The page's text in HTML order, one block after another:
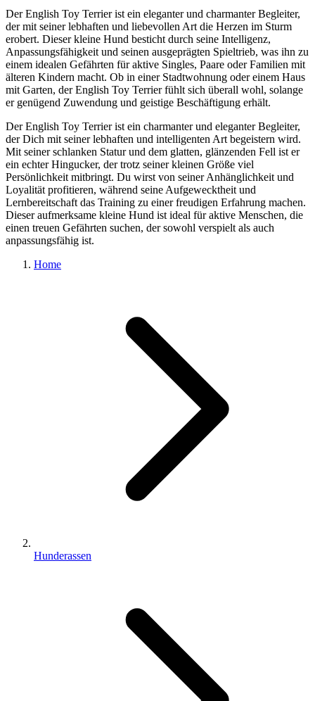
Der English Toy Terrier ist ein eleganter und charmanter Begleiter,
der mit seiner lebhaften und liebevollen Art die Herzen im Sturm
erobert. Dieser kleine Hund besticht durch seine Intelligenz,
Anpassungsfähigkeit und seinen ausgeprägten Spieltrieb, was ihn zu
einem idealen Gefährten für aktive Singles, Paare oder Familien mit
älteren Kindern macht. Ob in einer Stadtwohnung oder einem Haus
mit Garten, der English Toy Terrier fühlt sich überall wohl, solange
er genügend Zuwendung und geistige Beschäftigung erhält.
Der English Toy Terrier ist ein charmanter und eleganter Begleiter,
der Dich mit seiner lebhaften und intelligenten Art begeistern wird.
Mit seiner schlanken Statur und dem glatten, glänzenden Fell ist er
ein echter Hingucker, der trotz seiner kleinen Größe viel
Persönlichkeit mitbringt. Du wirst von seiner Anhänglichkeit und
Loyalität profitieren, während seine Aufgewecktheit und
Lernbereitschaft das Training zu einer freudigen Erfahrung machen.
Dieser aufmerksame kleine Hund ist ideal für aktive Menschen, die
einen treuen Gefährten suchen, der sowohl verspielt als auch
anpassungsfähig ist.
Home
Hunderassen